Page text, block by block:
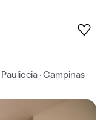
· Campinas